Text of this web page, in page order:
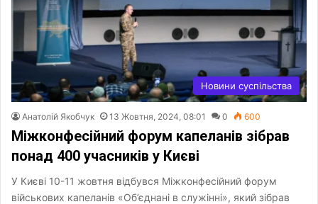
Новини суспільства
Анатолій Якобчук 13 Жовтня, 2024, 08:01 0 600
Міжконфесійний форум капеланів зібрав
понад 400 учасників у Києві
У Києві 10-11 жовтня відбувся Міжконфесійний форум
військових капеланів «Об’єднані в служінні», який зібрав